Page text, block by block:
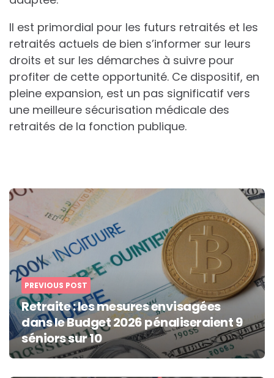
Il est primordial pour les futurs retraités et les
retraités actuels de bien s’informer sur leurs
droits et sur les démarches à suivre pour
profiter de cette opportunité. Ce dispositif, en
pleine expansion, est un pas significatif vers
une meilleure sécurisation médicale des
retraités de la fonction publique.
Post
navigation
PREVIOUS POST
Retraite : les mesures envisagées
dans le Budget 2026 pénaliseraient 9
séniors sur 10